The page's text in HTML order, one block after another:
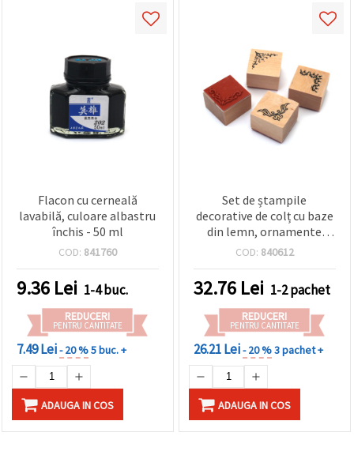
Flacon cu cerneală
lavabilă, culoare albastru
închis - 50 ml
COD: 841760
9.36 Lei 1-4 buc.
REDUCERI
PENTRU CANTITATE
7.49 Lei- 20 %5 buc. +
ADAUGA IN COS
Set de ștampile
decorative de colț cu baze
din lemn, ornamente
florale, 30 x 22 mm, 4 buc.
COD: 840612
32.76 Lei 1-2 pachet
REDUCERI
PENTRU CANTITATE
26.21 Lei- 20 %3 pachet +
ADAUGA IN COS